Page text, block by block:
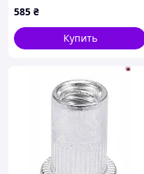
шт. SILVER S11195 AlterDeal
-thrilling-unlimited-choice-
585 ₴
Купить